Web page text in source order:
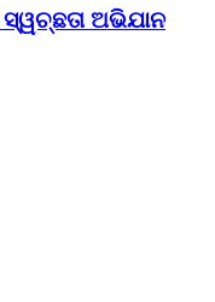
ଅଭିଯାନ